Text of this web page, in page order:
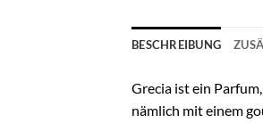
BESCHREIBUNG
Grecia ist ein
nämlich mit einem